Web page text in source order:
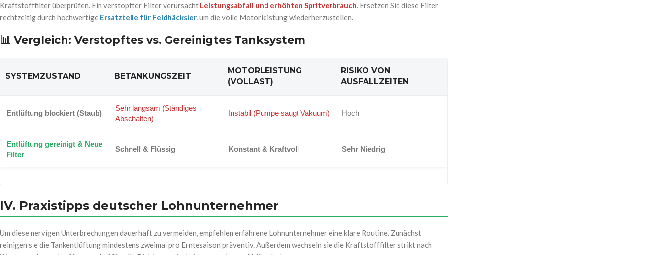
Kraftstofffilter überprüfen. Ein verstopfter Filter verursacht Leistungsabfall und erhöhten Spritverbrauch . Ersetzen Sie diese Filter
rechtzeitig durch hochwertige Ersatzteile für Feldhäcksler , um die volle Motorleistung wiederherzustellen.
📊 Vergleich: Verstopftes vs. Gereinigtes Tanksystem
SYSTEMZUSTAND BETANKUNGSZEIT
MOTORLEISTUNG
(VOLLAST)
RISIKO VON
AUSFALLZEITEN
Entlüftung blockiert (Staub)
Sehr langsam (Ständiges
Abschalten)
Instabil (Pumpe saugt Vakuum) Hoch
Entlüftung gereinigt & Neue
Filter
Schnell & Flüssig Konstant & Kraftvoll Sehr Niedrig
IV. Praxistipps deutscher Lohnunternehmer
Um diese nervigen Unterbrechungen dauerhaft zu vermeiden, empfehlen erfahrene Lohnunternehmer eine klare Routine. Zunächst
reinigen sie die Tankentlüftung mindestens zweimal pro Erntesaison präventiv. Außerdem wechseln sie die Kraftstofffilter strikt nach